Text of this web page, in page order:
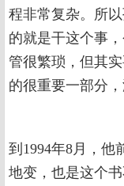
程非常复杂。所
的就是干这个事
管很繁琐，但其
的很重要一部分
到1994年8月，他
地变，也是这个